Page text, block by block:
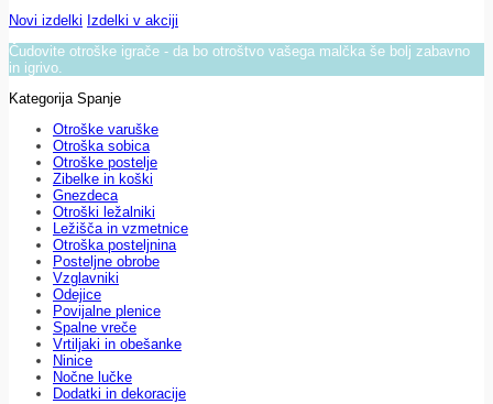
Novi izdelki Izdelki v akciji
Čudovite otroške igrače - da bo otroštvo vašega malčka še bolj zabavno
in igrivo.
Kategorija Spanje
Otroške varuške
Otroška sobica
Otroške postelje
Zibelke in koški
Gnezdeca
Otroški ležalniki
Ležišča in vzmetnice
Otroška posteljnina
Posteljne obrobe
Vzglavniki
Odejice
Povijalne plenice
Spalne vreče
Vrtiljaki in obešanke
Ninice
Nočne lučke
Dodatki in dekoracije